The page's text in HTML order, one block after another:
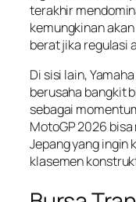
terakhir
kemungkinan
berat jika regulasi
Di sisi lain,
berusaha bangkit
sebagai
MotoGP 2026
Jepang yang ingin
klasemen